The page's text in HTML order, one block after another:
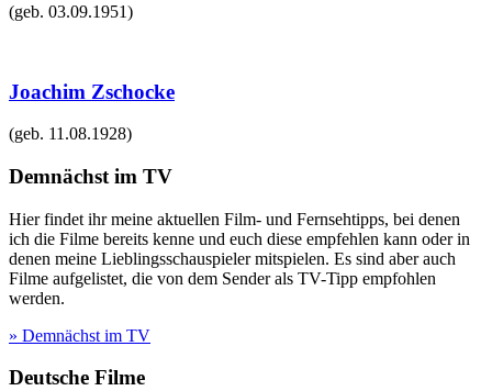
(geb. 03.09.1951)
Joachim Zschocke
(geb. 11.08.1928)
Demnächst im TV
Hier findet ihr meine aktuellen Film- und Fernsehtipps, bei denen
ich die Filme bereits kenne und euch diese empfehlen kann oder in
denen meine Lieblingsschauspieler mitspielen. Es sind aber auch
Filme aufgelistet, die von dem Sender als TV-Tipp empfohlen
werden.
» Demnächst im TV
Deutsche Filme